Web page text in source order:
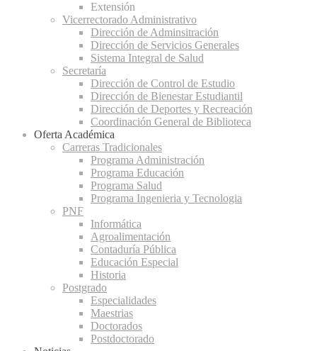
Extensión
Vicerrectorado Administrativo
Dirección de Adminsitración
Dirección de Servicios Generales
Sistema Integral de Salud
Secretaría
Dirección de Control de Estudio
Dirección de Bienestar Estudiantil
Dirección de Deportes y Recreación
Coordinación General de Biblioteca
Oferta Académica
Carreras Tradicionales
Programa Administración
Programa Educación
Programa Salud
Programa Ingenieria y Tecnologia
PNF
Informática
Agroalimentación
Contaduría Pública
Educación Especial
Historia
Postgrado
Especialidades
Maestrias
Doctorados
Postdoctorado